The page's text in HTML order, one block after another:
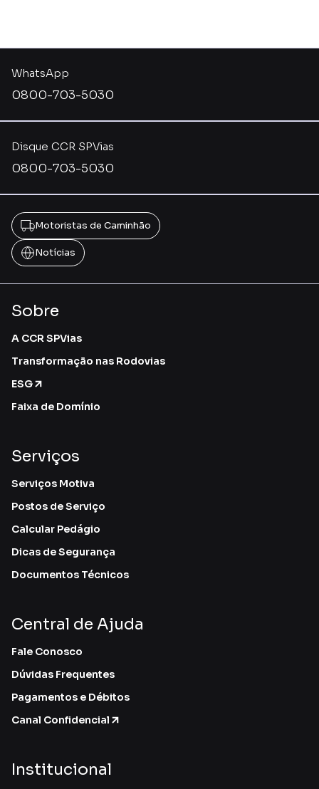
Disque CCR SPVias
0800-703-5030
WhatsApp
0800-703-5030
Motoristas de Caminhão
Notícias
Sobre
A CCR SPVias
Transformação nas Rodovias
ESG
Faixa de Domínio
Serviços
Serviços Motiva
Postos de Serviço
Calcular Pedágio
Dicas de Segurança
Documentos Técnicos
Central de Ajuda
Fale Conosco
Dúvidas Frequentes
Pagamentos e Débitos
Canal Confidencial
Institucional